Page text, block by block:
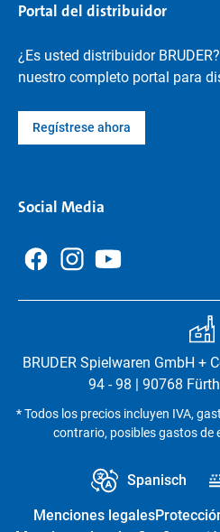
Portal del distribuidor
¿Es usted distribuidor
nuestro completo portal para
Regístrese ahora
Social Media
BRUDER Spielwaren GmbH +
94 - 98 | 90768
* Todos los precios incluyen IVA,
contrario, posibles gastos de
Spanisch
Menciones legales